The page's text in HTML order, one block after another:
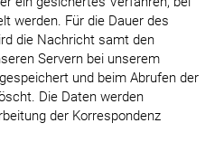
werden. Für die Dauer des
die Nachricht samt den
Servern bei unserem
und beim Abrufen der
Die Daten werden
der Korrespondenz